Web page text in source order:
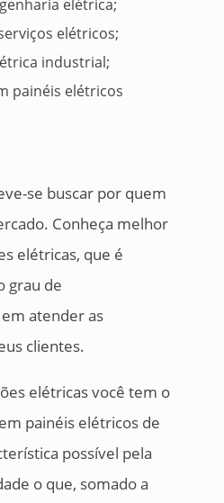
elétrica;
elétricos;
industrial;
painéis elétricos
se buscar por quem
Conheça melhor
elétricas, que é
grau de
atender as
clientes.
elétricas você tem o
painéis elétricos de
possível pela
o que, somado a